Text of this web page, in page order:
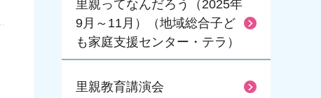
里親ってなんだろう（2025年
9月～11月）（地域総合子ど
も家庭支援センター・テラ）
里親教育講演会